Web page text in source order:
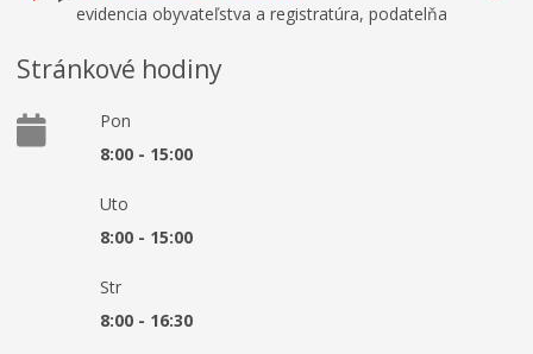
evidencia obyvateľstva a registratúra, podatelňa
Stránkové hodiny
Pon
8:00 - 15:00
Uto
8:00 - 15:00
Str
8:00 - 16:30